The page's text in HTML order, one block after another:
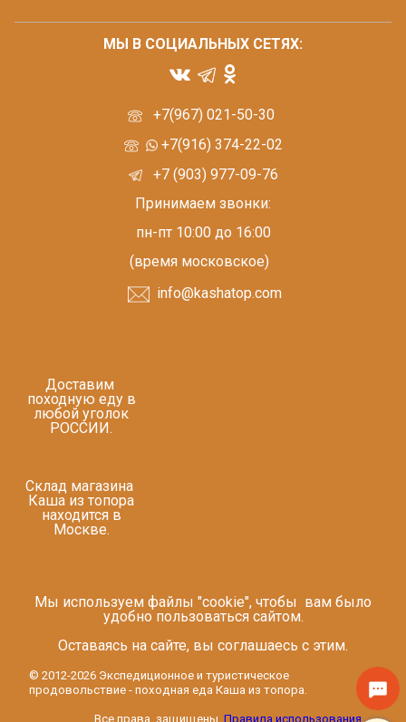
+7(967) 021-50-30
+7(916) 374-22-02
+7 (903) 977-09-76
Принимаем звонки:
пн-пт 10:00 до 16:00
(время московское)
info@kashatop.com
Доставим
походную еду в
любой уголок
РОССИИ.
Склад магазина
Каша из топора
находится в
Москве.
МЫ В СОЦИАЛЬНЫХ СЕТЯХ:
Мы используем файлы "cookie", чтобы вам было
удобно пользоваться сайтом.
Оставаясь на сайте, вы соглашаесь с этим.
© 2012-2026 Экспедиционное и туристическое
продовольствие - походная еда Каша из топора.
Все права защищены. Правила использования